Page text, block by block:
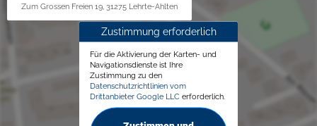
Zum Grossen Freien 19, 31275 Lehrte-Ahlten
Zustimmung erforderlich
Für die Aktivierung der Karten- und
Navigationsdienste ist Ihre
Zustimmung zu den
Datenschutzrichtlinien vom
Drittanbieter Google LLC erforderlich.